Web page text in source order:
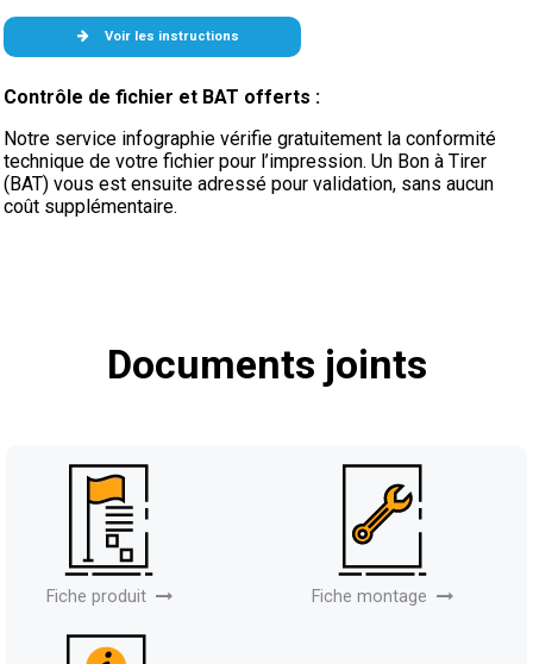
Voir les instructions
Contrôle de fichier et BAT offerts :
Notre service infographie vérifie gratuitement la conformité
technique de votre fichier pour l’impression. Un Bon à Tirer
(BAT) vous est ensuite adressé pour validation, sans aucun
coût supplémentaire.
Documents joints
Fiche produit Fiche montage